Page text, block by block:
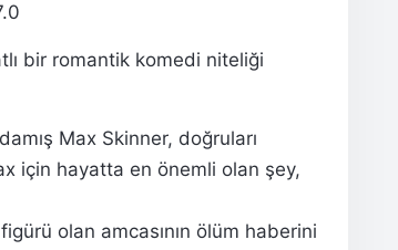
bir romantik komedi niteliği
Max Skinner, doğruları
için hayatta en önemli olan şey,
olan amcasının ölüm haberini